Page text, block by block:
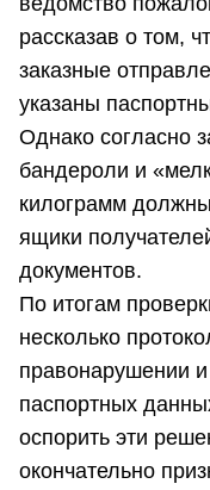
рассказав о том,
заказные
указаны
Однако согласно
бандероли и
килограмм
ящики
документов.
По итогам
несколько
правонарушении
паспортных
оспорить эти
окончательно